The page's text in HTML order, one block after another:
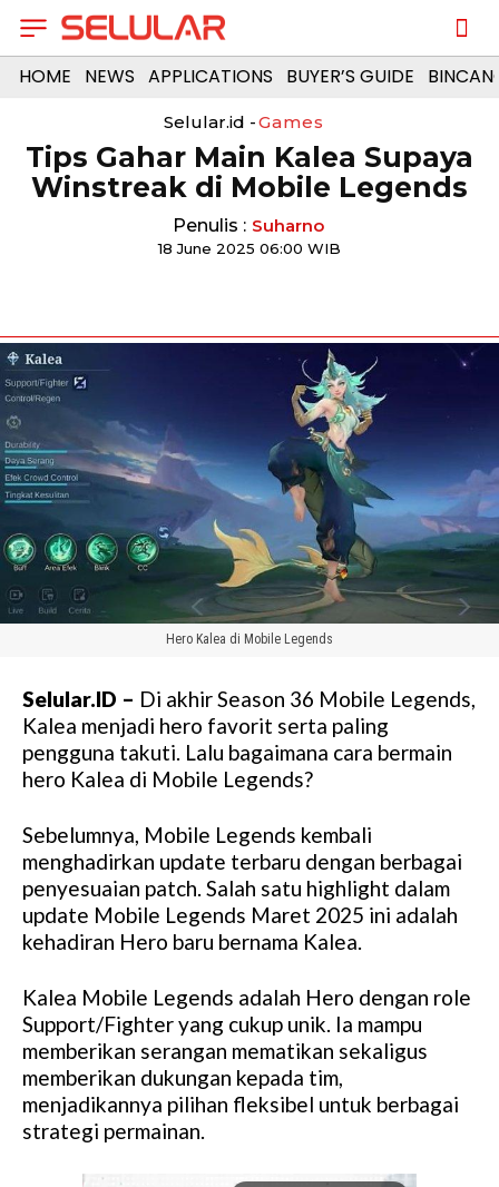
HOME NEWS APPLICATIONS BUYER’S GUIDE
Selular.id -Games
Tips Gahar Main Kalea Supaya
Winstreak di Mobile Legends
Penulis : Suharno
18 June 2025 06:00 WIB
Hero Kalea di Mobile Legends
Selular.ID – Di akhir Season 36 Mobile Legends,
Kalea menjadi hero favorit serta paling
pengguna takuti. Lalu bagaimana cara bermain
hero Kalea di Mobile Legends?
Sebelumnya, Mobile Legends kembali
menghadirkan update terbaru dengan berbagai
penyesuaian patch. Salah satu highlight dalam
update Mobile Legends Maret 2025 ini adalah
kehadiran Hero baru bernama Kalea.
Kalea Mobile Legends adalah Hero dengan role
Support/Fighter yang cukup unik. Ia mampu
memberikan serangan mematikan sekaligus
memberikan dukungan kepada tim,
menjadikannya pilihan fleksibel untuk berbagai
strategi permainan.